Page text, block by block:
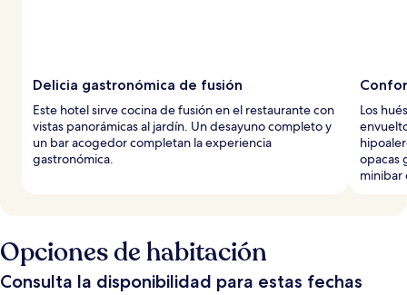
Delicia gastronómica de fusión
Este hotel sirve cocina de fusión en el restaurante con
vistas panorámicas al jardín. Un desayuno completo y
un bar acogedor completan la experiencia
gastronómica.
Los
opacas
minibar
Opciones de habitación
Consulta la disponibilidad para estas fechas